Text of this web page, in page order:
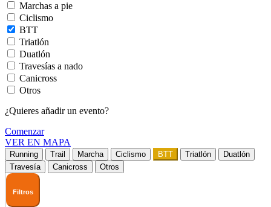
Marchas a pie
Ciclismo
BTT
Triatlón
Duatlón
Travesías a nado
Canicross
Otros
¿Quieres añadir un evento?
Comenzar
VER EN MAPA
Running Trail Marcha Ciclismo BTT Triatlón
Duatlón
Travesía
Canicross Otros
Filtros